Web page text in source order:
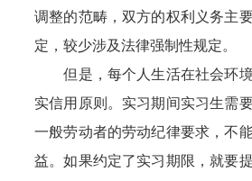
调整的范畴，双方的权利义务主
定，较少涉及法律强制性规定。
但是，每个人生活在社会环境
实信用原则。实习期间实习生需
一般劳动者的劳动纪律要求，不
益。如果约定了实习期限，就要